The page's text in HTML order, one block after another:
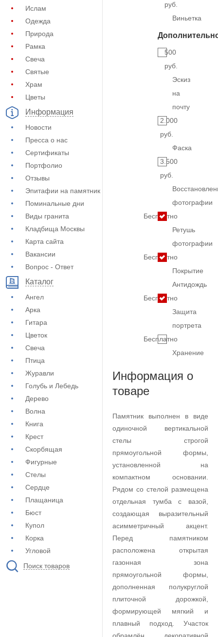
Ислам
Одежда
Природа
Рамка
Свеча
Святые
Храм
Цветы
Информация
Новости
Пресса о нас
Сертификаты
Портфолио
Отзывы
Эпитафии на памятник
Поминальные дни
Виды гранита
Кладбища Москвы
Карта сайта
Вакансии
Вопрос - Ответ
Каталог
Ангел
Арка
Гитара
Цветок
Свеча
Птица
Журавли
Голубь и Лебедь
Дерево
Волна
Книга
Крест
Скорбящая
Фигурные
Стелы
Сердце
Плащаница
Бюст
Купол
Корка
Угловой
Поиск товаров
руб.
Виньетка
500
руб.
Эскиз
на
почту
2.000
руб.
Фаска
3.500
руб.
фотографии
Бесплатно
Ретушь
фотографии
Бесплатно
Покрытие
Антидождь
Бесплатно
Защита
портрета
Бесплатно
Хранение
Информация о
товаре
Памятник выполнен в виде
одиночной вертикальной
стелы строгой
прямоугольной формы,
установленной на
компактном основании.
Рядом со стелой размещена
отдельная тумба с вазой,
создающая выразительный
асимметричный акцент.
Перед памятником
расположена открытая
газонная зона
прямоугольной формы,
дополненная полукруглой
плиточной дорожкой,
формирующей мягкий и
плавный подход. Участок